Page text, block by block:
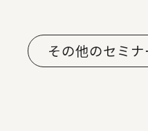
その他のセミ